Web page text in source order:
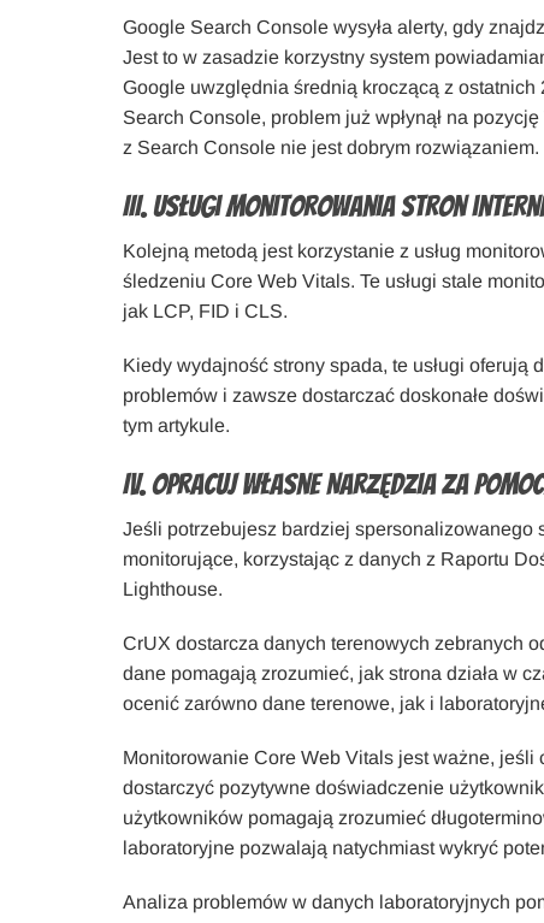
Google Search Console wysyła alerty, gdy
Jest to w zasadzie korzystny system
Google uwzględnia średnią kroczącą z
Search Console, problem już wpłynął na
z Search Console nie jest dobrym rozwiązaniem.
III. Usługi monitorowania stron
Kolejną metodą jest korzystanie z usług
śledzeniu Core Web Vitals. Te usługi stale
jak LCP, FID i CLS.
Kiedy wydajność strony spada, te usługi
problemów i zawsze dostarczać doskonałe
tym artykule.
IV. Opracuj Własne Narzędzia za
Jeśli potrzebujesz bardziej spersonalizowanego
monitorujące, korzystając z danych z Raportu
Lighthouse.
CrUX dostarcza danych terenowych zebranych
dane pomagają zrozumieć, jak strona działa w
ocenić zarówno dane terenowe, jak i
Monitorowanie Core Web Vitals jest ważne,
dostarczyć pozytywne doświadczenie
użytkowników pomagają zrozumieć
laboratoryjne pozwalają natychmiast wykryć
Analiza problemów w danych laboratoryjnych